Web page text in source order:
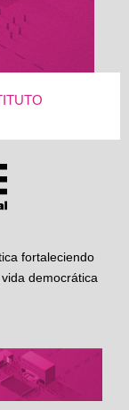
fortaleciendo
democrática